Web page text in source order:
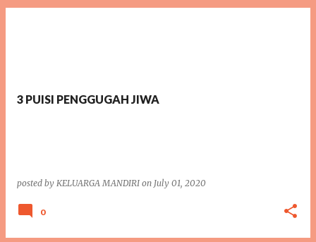
3 PUISI PENGGUGAH JIWA
posted by KELUARGA MANDIRI on July 01, 2020
0